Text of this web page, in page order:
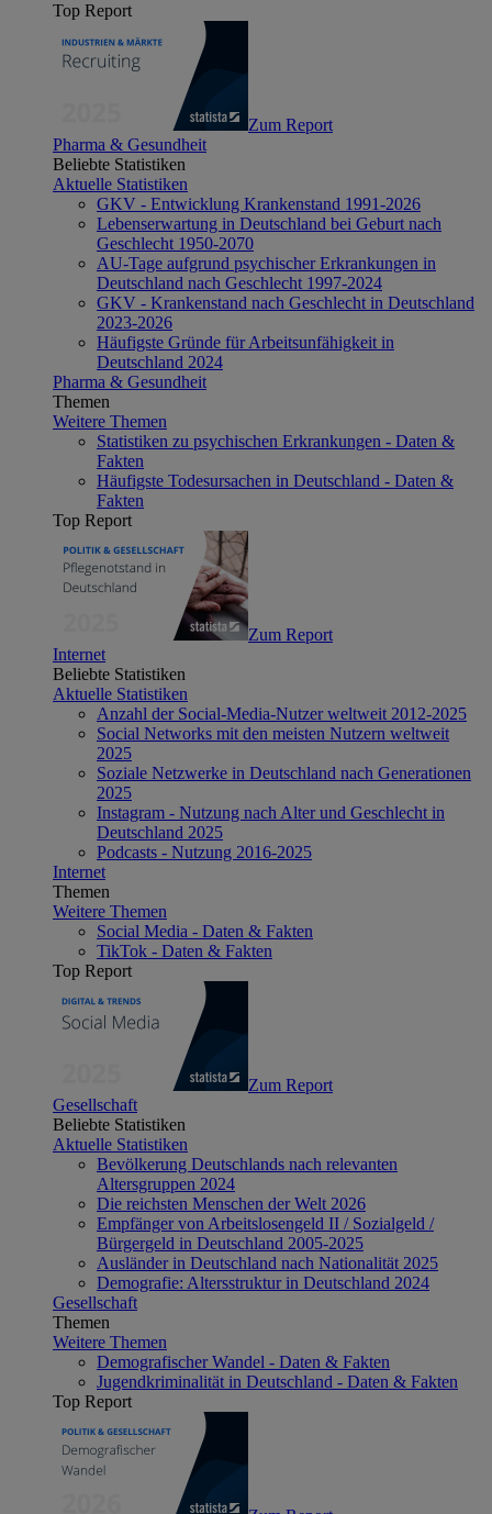
Top Report
Zum Report
Pharma & Gesundheit
Beliebte Statistiken
Aktuelle Statistiken
GKV - Entwicklung Krankenstand 1991-2026
Lebenserwartung in Deutschland bei Geburt nach
Geschlecht 1950-2070
AU-Tage aufgrund psychischer Erkrankungen in
Deutschland nach Geschlecht 1997-2024
GKV - Krankenstand nach Geschlecht in Deutschland
2023-2026
Häufigste Gründe für Arbeitsunfähigkeit in
Deutschland 2024
Pharma & Gesundheit
Themen
Weitere Themen
Statistiken zu psychischen Erkrankungen - Daten &
Fakten
Häufigste Todesursachen in Deutschland - Daten &
Fakten
Top Report
Zum Report
Internet
Beliebte Statistiken
Aktuelle Statistiken
Anzahl der Social-Media-Nutzer weltweit 2012-2025
Social Networks mit den meisten Nutzern weltweit
2025
Soziale Netzwerke in Deutschland nach Generationen
2025
Instagram - Nutzung nach Alter und Geschlecht in
Deutschland 2025
Podcasts - Nutzung 2016-2025
Internet
Themen
Weitere Themen
Social Media - Daten & Fakten
TikTok - Daten & Fakten
Top Report
Zum Report
Gesellschaft
Beliebte Statistiken
Aktuelle Statistiken
Bevölkerung Deutschlands nach relevanten
Altersgruppen 2024
Die reichsten Menschen der Welt 2026
Empfänger von Arbeitslosengeld II / Sozialgeld /
Bürgergeld in Deutschland 2005-2025
Ausländer in Deutschland nach Nationalität 2025
Demografie: Altersstruktur in Deutschland 2024
Gesellschaft
Themen
Weitere Themen
Demografischer Wandel - Daten & Fakten
Jugendkriminalität in Deutschland - Daten & Fakten
Top Report